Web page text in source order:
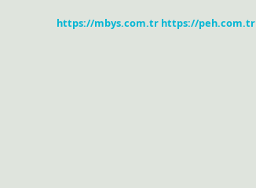
https://mbys.com.tr https://peh.com.tr